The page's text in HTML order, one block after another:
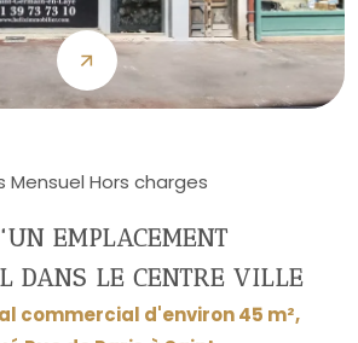
Mensuel Hors charges
EMPLACEMENT
DANS LE CENTRE VILLE
commercial d'environ 45 m²,